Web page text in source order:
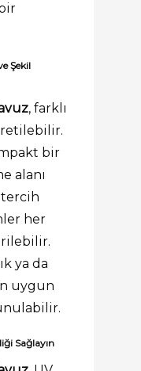
Şekil
, farklı
bir
alanı
her
ya da
uygun
Sağlayın